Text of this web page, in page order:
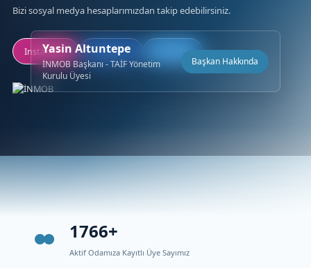
Bizi sosyal medya hesaplarımızdan takip edebilirsiniz.
Instagram Facebook LinkedIn
Yasin Altuntepe
İNMOB Başkanı - TAİF Yönetim
Kurulu Üyesi
Başkan Hakkında
1766+
Aktif Odamıza Kayıtlı Üye Sayımız